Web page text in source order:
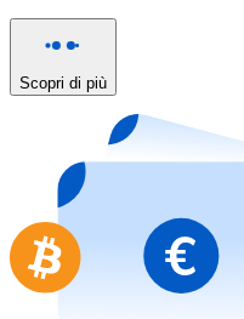
Acquista con carta
Acquista gift card
Vai al negozio di
Scopri di più